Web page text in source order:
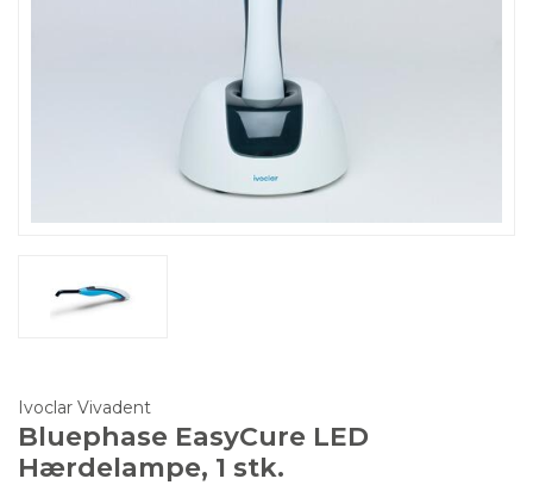
Ivoclar Vivadent
Bluephase EasyCure LED
Hærdelampe, 1 stk.